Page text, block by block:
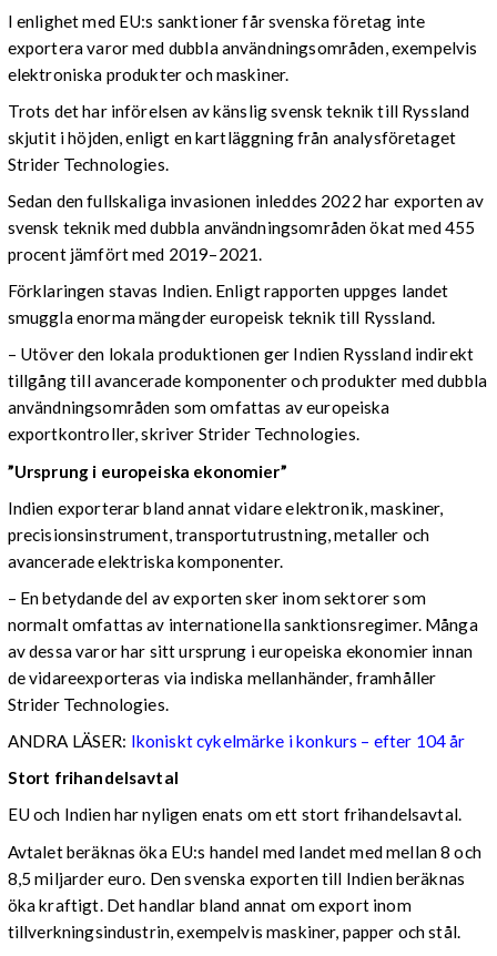
I enlighet med EU:s sanktioner får svenska företag inte
exportera varor med dubbla användningsområden, exempelvis
elektroniska produkter och maskiner.
Trots det har införelsen av känslig svensk teknik till Ryssland
skjutit i höjden, enligt en kartläggning från analysföretaget
Strider Technologies.
Sedan den fullskaliga invasionen inleddes 2022 har exporten av
svensk teknik med dubbla användningsområden ökat med 455
procent jämfört med 2019–2021.
Förklaringen stavas Indien. Enligt rapporten uppges landet
smuggla enorma mängder europeisk teknik till Ryssland.
– Utöver den lokala produktionen ger Indien Ryssland indirekt
tillgång till avancerade komponenter och produkter med dubbla
användningsområden som omfattas av europeiska
exportkontroller, skriver Strider Technologies.
”Ursprung i europeiska ekonomier”
Indien exporterar bland annat vidare elektronik, maskiner,
precisionsinstrument, transportutrustning, metaller och
avancerade elektriska komponenter.
– En betydande del av exporten sker inom sektorer som
normalt omfattas av internationella sanktionsregimer. Många
av dessa varor har sitt ursprung i europeiska ekonomier innan
de vidareexporteras via indiska mellanhänder, framhåller
Strider Technologies.
ANDRA LÄSER: Ikoniskt cykelmärke i konkurs – efter 104 år
Stort frihandelsavtal
EU och Indien har nyligen enats om ett stort frihandelsavtal.
Avtalet beräknas öka EU:s handel med landet med mellan 8 och
8,5 miljarder euro. Den svenska exporten till Indien beräknas
öka kraftigt. Det handlar bland annat om export inom
tillverkningsindustrin, exempelvis maskiner, papper och stål.